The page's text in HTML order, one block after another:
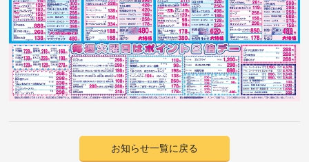
お知らせ一覧に戻る